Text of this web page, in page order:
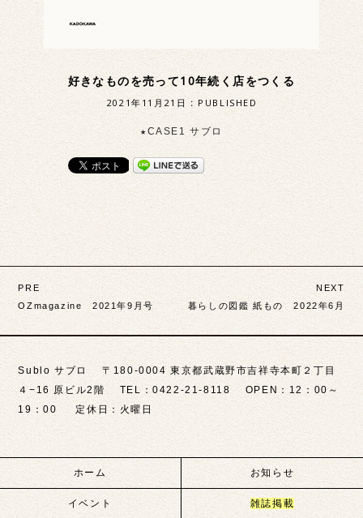
好きなものを売って10年続く店をつくる
2021年11月21日:PUBLISHED
★CASE1 サブロ
投
稿
ナ
ビ
ゲ
ー
シ
ョ
ン
PRE
OZmagazine 2021年9月号
NEXT
暮らしの図鑑 紙もの 2022年6月
Sublo サブロ 〒180-0004 東京都武蔵野市吉祥寺本町２丁目
４−16 原ビル2階 TEL：0422-21-8118 OPEN：12：00～
19：00 定休日：火曜日
ホーム お知らせ
イベント 雑誌掲載